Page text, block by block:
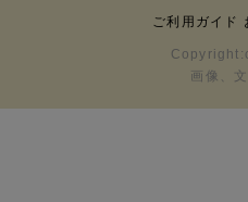
ご利用ガイド
画像、